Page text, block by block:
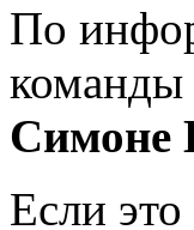
По
команды
Симоне
Если это